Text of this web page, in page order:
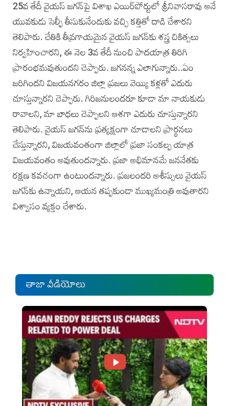
25వ తేదీ వైయస్‌ జగన్‌పై విశాఖ ఎయిర్‌పోర్టులో శ్రీనివాసరావు అనే
యువకుడు సెల్ఫీ తీసుకునేందుకు వచ్చి కత్తితో దాడి చేశారని
తెలిపారు. చేతికి తీవ్రగాయమైన వైయస్‌ జగన్‌కు శస్త్ర చికిత్సలు
నిర్వహించారని, ఈ నెల 3వ తేదీ నుంచి పాదయాత్ర తిరిగి
ప్రారంభమవుతుందని చెప్పారు. జగనన్న ఎలాగున్నారు..ఏం
జరిగిందని విజయనగరం జిల్లా ప్రజలు వెయ్యి కళ్లతో ఎదురు
చూస్తున్నారని చెప్పారు. గిరిజనులందరూ కూడా మా నాయకుడు
రావాలని, మా బాధలు చెప్పాలని ఆశగా ఎదురు చూస్తున్నారని
తెలిపారు. వైయస్‌ జగన్‌ను ప్రత్యక్షంగా చూడాలని ప్రార్థనలు
చేస్తున్నారని, విజయవంతంగా జిల్లాలో ప్రజా సంకల్ప యాత్ర
విజయవంతం అవుతుందన్నారు. ప్రజా అభిమానమే జననేతకు
రక్షణ కవచంగా ఉంటుందన్నారు. ప్రజలందరి అశీస్సులు వైయస్‌
జగన్‌కు ఉన్నాయని, ఆయన తప్పకుండా ముఖ్యమంత్రి అవుతారని
విశ్వాసం వ్యక్తం చేశారు.
తాజా వీడియోలు